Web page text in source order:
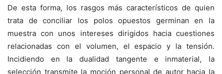
De esta forma, los rasgos más característicos de quien
trata de conciliar los polos opuestos germinan en la
muestra con unos intereses dirigidos hacia cuestiones
relacionadas con el volumen, el espacio y la tensión.
Incidiendo en la dualidad tangente e inmaterial, la
selección transmite la moción personal de autor hacia la